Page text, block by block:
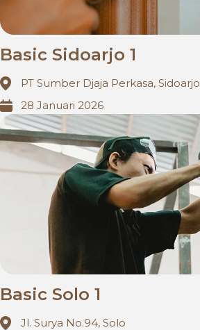
Basic Sidoarjo 1
PT Sumber Djaja Perkasa, Sidoarjo
28 Januari 2026
Basic Solo 1
Jl. Surya No.94, Solo